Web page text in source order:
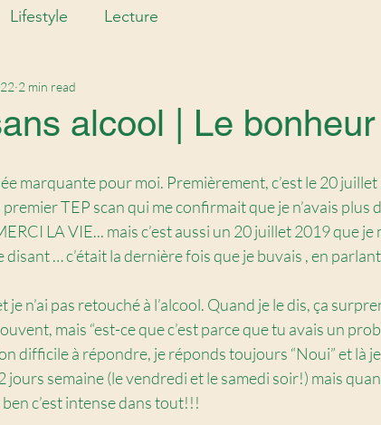
Lifestyle Lecture
alcool | Le bonheur
2 min read
marquante pour moi. Premièrement, c’est le 20 juillet
TEP scan qui me confirmait que je n’avais plus
LA VIE... mais c’est aussi un 20 juillet 2019 que je
disant … c’était la dernière fois que je buvais , en
je n’ai pas retouché à l’alcool. Quand je le dis, ça
mais “est-ce que c’est parce que tu avais un
difficile à répondre, je réponds toujours “Noui” et là
jours semaine (le vendredi et le samedi soir!) mais
c’est intense dans tout!!!